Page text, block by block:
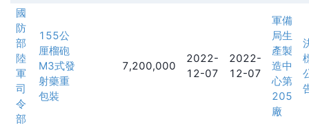
國
防
部
陸
軍
司
令
部
155公
厘榴砲
M3式發
射藥重
包裝
7,200,000
2022-
12-07
2022-
12-07
軍備
局生
產製
造中
心第
205
廠